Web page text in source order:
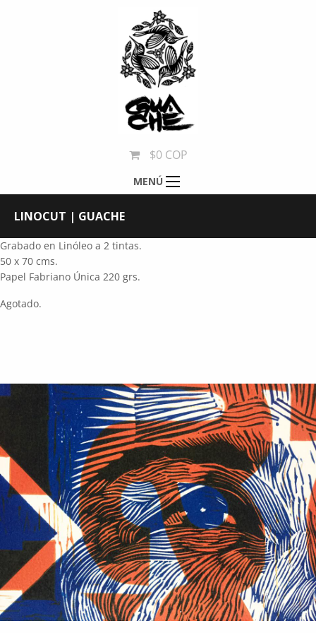
$0 COP
MENÚ
LINOCUT | GUACHE
Grabado en Linóleo a 2 tintas.
50 x 70 cms.
Papel Fabriano Única 220 grs.
Agotado.